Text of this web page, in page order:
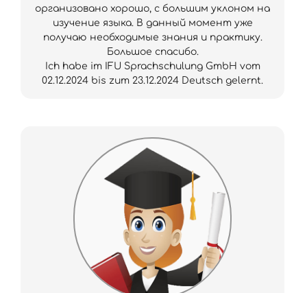
организовано хорошо, с большим уклоном на
изучение языка. В данный момент уже
получаю необходимые знания и практику.
Большое спасибо.
Ich habe im IFU Sprachschulung GmbH vom
02.12.2024 bis zum 23.12.2024 Deutsch gelernt.